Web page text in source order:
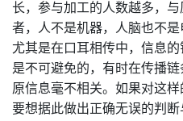
长，参与加工的人数越多，
者，人不是机器，人脑也不是
尤其是在口耳相传中，信息
是不可避免的，有时在传播
原信息毫不相关。如果对这样
要想据此做出正确无误的判